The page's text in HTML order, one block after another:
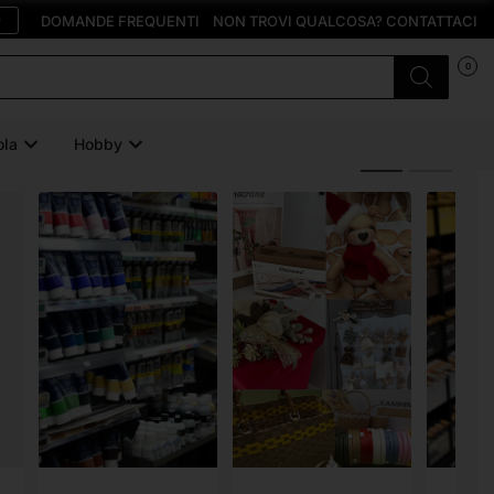
DOMANDE FREQUENTI NON TROVI QUALCOSA? CONTATTACI
0
Hobby